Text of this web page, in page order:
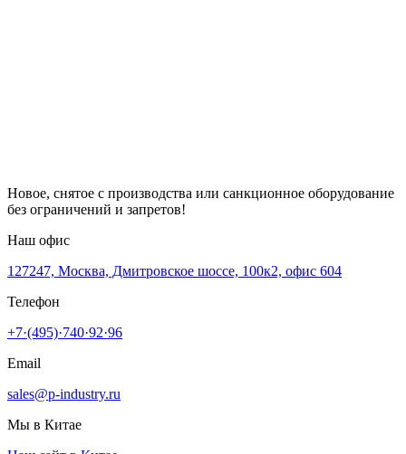
Новое, снятое с производства или санкционное оборудование
без ограничений и запретов!
Наш офис
127247, Москва, Дмитровское шоссе, 100к2, офис 604
Телефон
+7·(495)·740·92·96
Email
sales@p-industry.ru
Мы в Китае